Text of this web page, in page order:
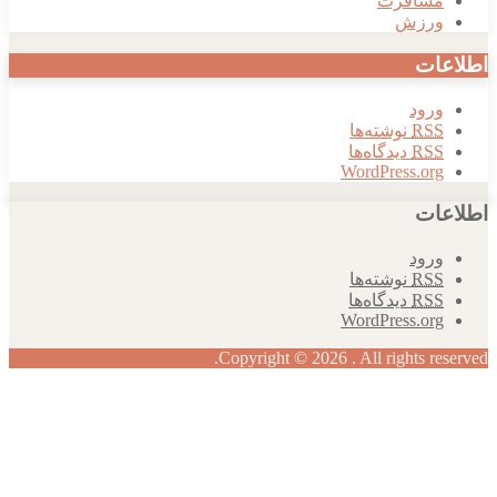
نوشته‌ها
دیدگاه‌ها
نوشته‌ها
دیدگاه‌ها
Copyright © 2026 . All rights